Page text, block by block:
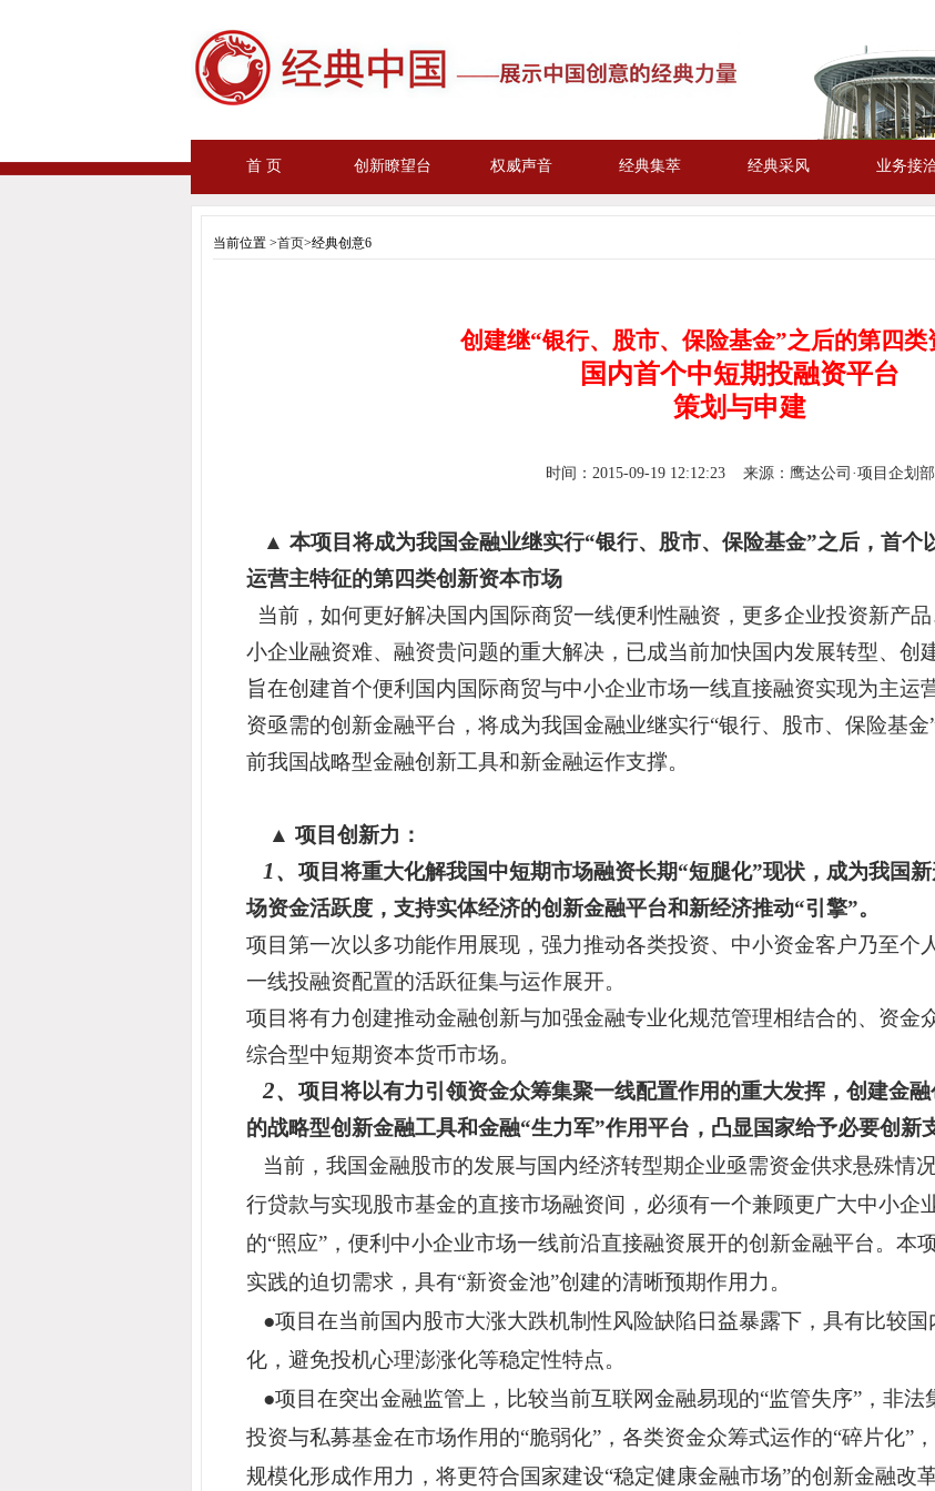
首 页 创新瞭望台 权威声音 经典集萃 经典采风 业务接
当前位置 >首页>经典创意6
创建继“银行、股市、保险基金”之后的第四类
国内首个中短期投融资平台
策划与申建
时间： 2015-09-19 12:12:23 来源：鹰达公司·项目企划部
▲ 本项目将成为我国金融业继实行“银行、股市、保险基金”之后，首个
运营主特征的第四类创新资本市场
当前，如何更好解决国内国际商贸一线便利性融资，更多企业投资新产
小企业融资难、融资贵问题的重大解决，已成当前加快国内发展转型、创
旨在创建首个便利国内国际商贸与中小企业市场一线直接融资实现为主运
资亟需的创新金融平台，将成为我国金融业继实行“银行、股市、保险基
前我国战略型金融创新工具和新金融运作支撑。
▲ 项目创新力：
1、 项目将重大化解我国中短期市场融资长期“短腿化”现状，成为我国
场资金活跃度，支持实体经济的创新金融平台和新经济推动“引擎”。
项目 第一次以多功能作用展现，强力推动各类投资、中小资金客户乃至个
一线投融资配置的活跃征集与运作展开。
项目将有力创建推动金融创新与加强金融专业化规范管理相结合的、资金
综合型中短期资本货币市场。
2、 项目将以有力引领资金众筹集聚一线配置作用的重大发挥，创建金
的战略型创新金融工具和金融“生力军”作用平台，凸显国家给予必要创新
当前，我国金融股市的发展与国内经济转型期企业亟需资金供求悬殊情
行贷款与实现股市基金的直接市场融资间，必须有一个兼顾更广大中小企
的“照应”，便利中小企业市场一线前沿直接融资展开的创新金融平台。本
实践的迫切需求，具有“新资金池”创建的清晰预期作用力。
●项目在当前国内股市大涨大跌机制性风险缺陷日益暴露下，具有比较
化，避免投机心理澎涨化等稳定性特点。
●项目在突出金融监管上，比较当前互联网金融易现的“监管失序”，非法
投资与私募基金在市场作用的“脆弱化”，各类资金众筹式运作的“碎片化”
规模化形成作用力，将更符合国家建设“稳定健康金融市场”的创新金融改